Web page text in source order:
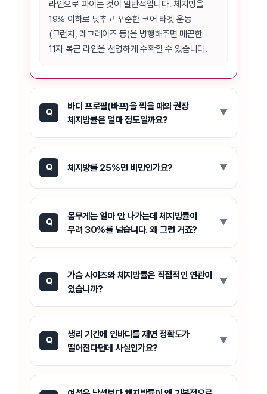
라인으로 파이는 것이 일반적입니다. 체지방을
19% 이하로 낮추고 꾸준한 코어 타겟 운동
(크런치, 레그레이즈 등)을 병행해주면 매끈한
11자 복근 라인을 선명하게 수확할 수 있습니다.
Q
바디 프로필(바프)을 찍을 때의 권장
체지방률은 얼마 정도일까요?
Q 체지방률 25%면 비만인가요?
Q
몸무게는 얼마 안 나가는데 체지방률이
무려 30%를 넘습니다. 왜 그런 거죠?
Q
가슴 사이즈와 체지방률은 직접적인 연관이
있습니까?
Q
생리 기간에 인바디를 재면 정확도가
떨어진다던데 사실인가요?